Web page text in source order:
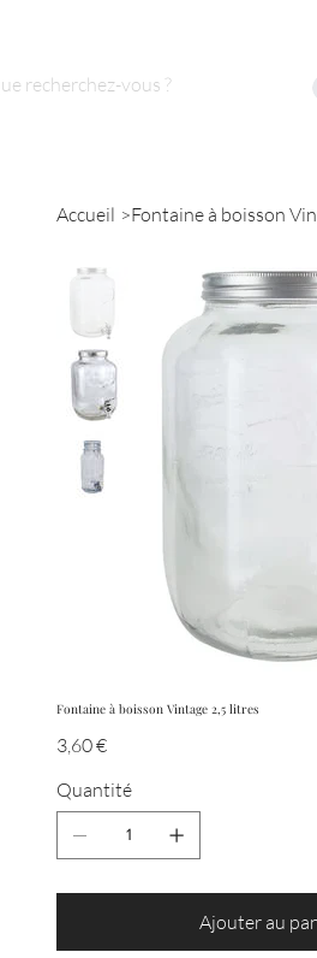
nous ?
Accueil >Fontaine à boisson
Fontaine à boisson Vintage 2,5 litres
Prix
3,60 €
Quantité
Ajouter au